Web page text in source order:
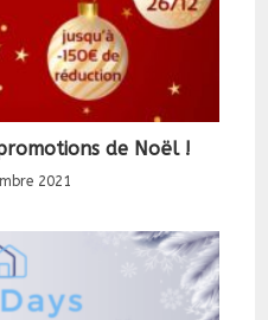
de Noël !
2021